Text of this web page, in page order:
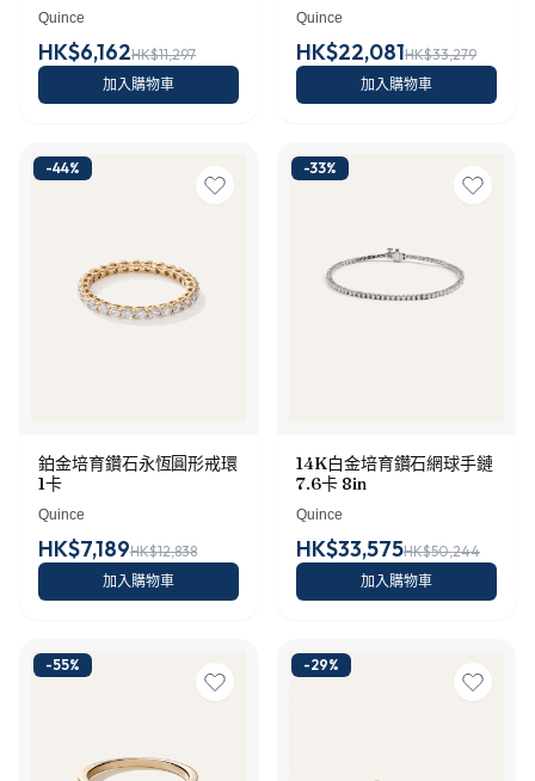
Quince
HK$6,162HK$11,297
加入購物車
Quince
HK$22,081HK$33,279
加入購物車
-44%
鉑金培育鑽石永恆圓形戒環
1卡
Quince
HK$7,189HK$12,838
加入購物車
-33%
14K白金培育鑽石網球手鏈
7.6卡 8in
Quince
HK$33,575HK$50,244
加入購物車
-55% -29%